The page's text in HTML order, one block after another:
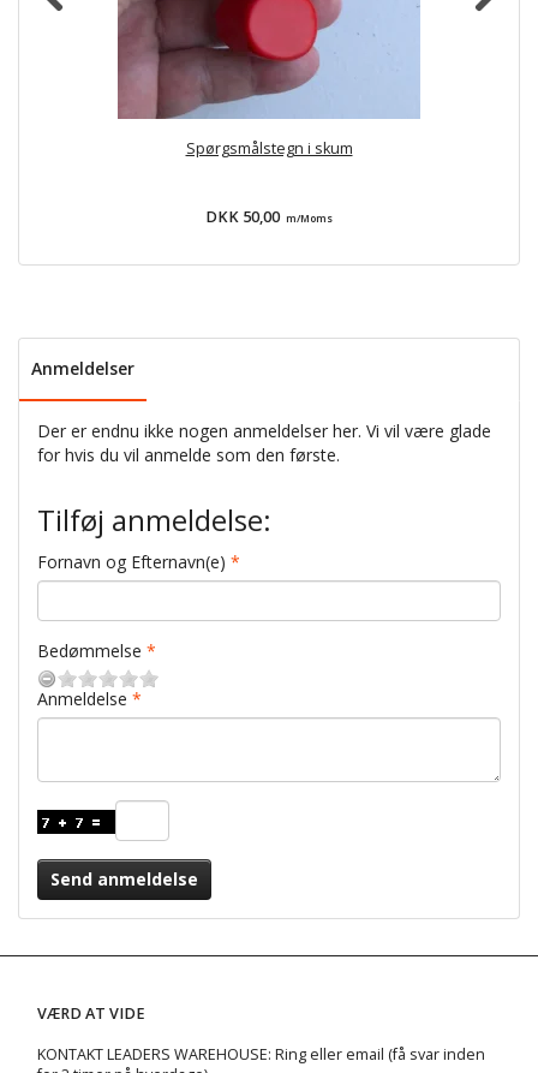
Spørgsmålstegn i skum
DKK 50,00 m/Moms
Anmeldelser
Der er endnu ikke nogen anmeldelser her. Vi vil være glade
for hvis du vil anmelde som den første.
Tilføj anmeldelse:
Fornavn og Efternavn(e)
Bedømmelse
Anmeldelse
Send anmeldelse
VÆRD AT VIDE
KONTAKT LEADERS WAREHOUSE: Ring eller email (få svar inden